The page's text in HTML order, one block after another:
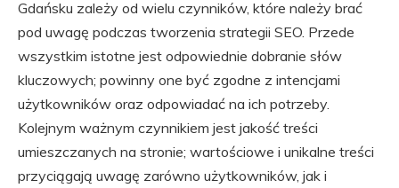
Gdańsku zależy od wielu czynników, które należy brać
pod uwagę podczas tworzenia strategii SEO. Przede
wszystkim istotne jest odpowiednie dobranie słów
kluczowych; powinny one być zgodne z intencjami
użytkowników oraz odpowiadać na ich potrzeby.
Kolejnym ważnym czynnikiem jest jakość treści
umieszczanych na stronie; wartościowe i unikalne treści
przyciągają uwagę zarówno użytkowników, jak i